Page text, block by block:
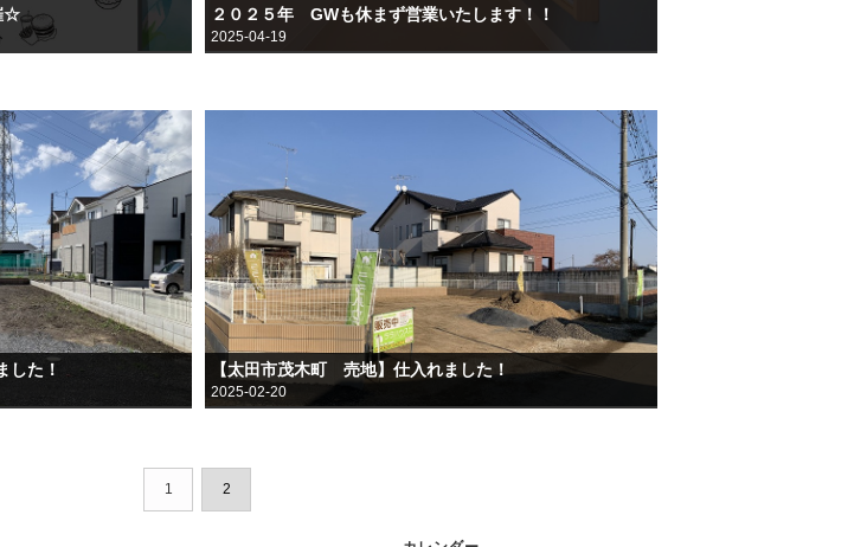
☆ ２０２５年 GWも休まず営業いたします！！
2025-04-19
した！ 【太田市茂木町 売地】仕入れました！
2025-02-20
1 2